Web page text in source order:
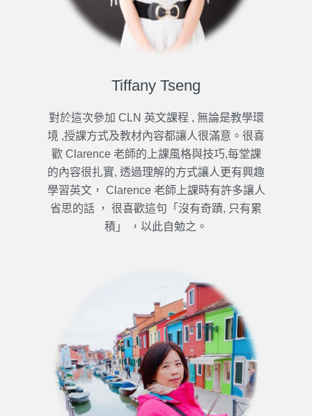
Tiffany Tseng
對於這次參加 CLN 英文課程 , 無論是教學環
境 ,授課方式及教材內容都讓人很滿意。很喜
歡 Clarence 老師的上課風格與技巧,每堂課
的內容很扎實, 透過理解的方式讓人更有興趣
學習英文， Clarence 老師上課時有許多讓人
省思的話 ， 很喜歡這句「沒有奇蹟, 只有累
積」 ，以此自勉之。